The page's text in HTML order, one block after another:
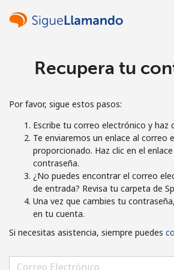
¿Ya tienes una cuenta?
Regístrate con
o
Recupera tu
Por favor, sigue estos pasos:
Escribe tu correo electrónico y haz
Te enviaremos un enlace al correo
proporcionado. Haz clic en el
contraseña.
¿No puedes encontrar el correo
de entrada? Revisa tu carpeta de
Una vez que cambies tu
en tu cuenta.
Si necesitas asistencia, siempre puedes